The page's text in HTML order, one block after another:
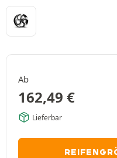
Ab
162,49 €
Lieferbar